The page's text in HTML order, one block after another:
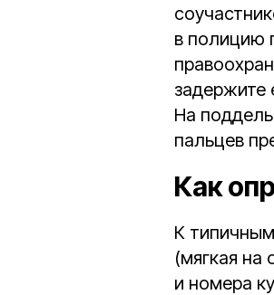
в полицию
задержите
На
пальцев
Как
К
(мягкая на
и номера